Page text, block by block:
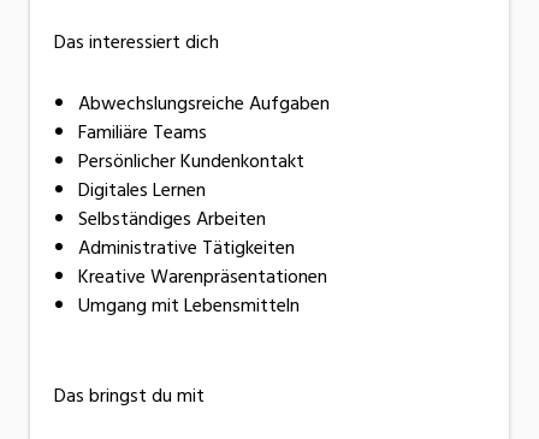
Das interessiert dich
Abwechslungsreiche Aufgaben
Familiäre Teams
Persönlicher Kundenkontakt
Digitales Lernen
Selbständiges Arbeiten
Administrative Tätigkeiten
Kreative Warenpräsentationen
Umgang mit Lebensmitteln
Das bringst du mit